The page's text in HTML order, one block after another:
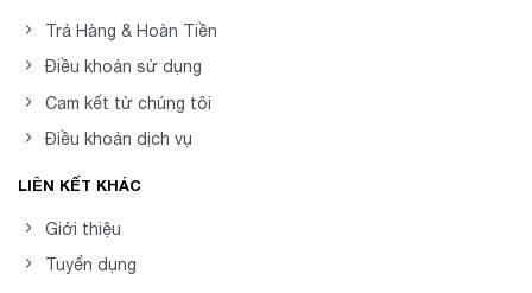
Trả Hàng & Hoàn Tiền
Điều khoản sử dụng
Cam kết từ chúng tôi
Điều khoản dịch vụ
LIÊN KẾT KHÁC
Giới thiệu
Tuyển dụng